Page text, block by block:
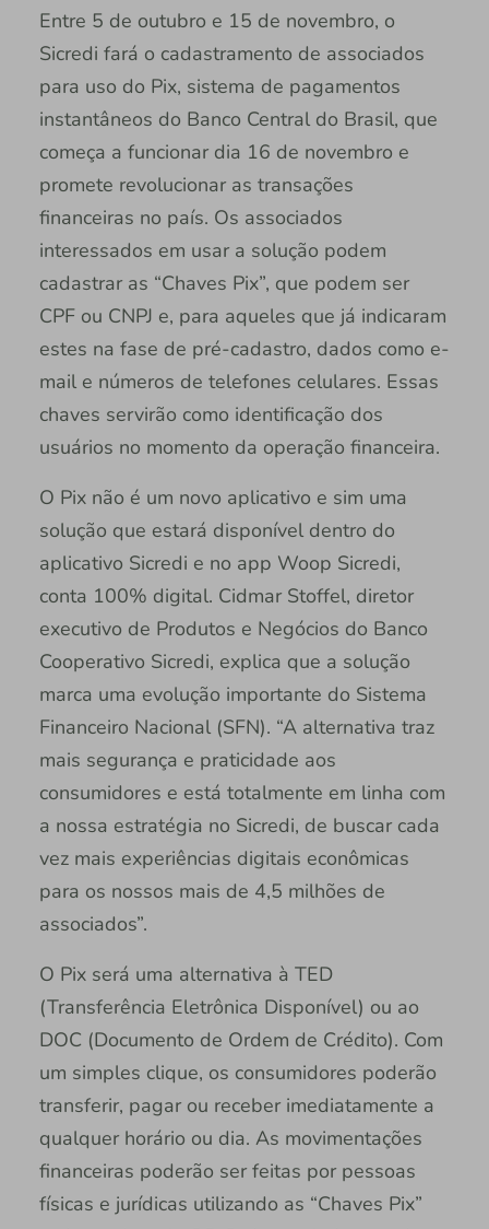
Entre 5 de outubro e 15 de novembro, o
Sicredi fará o cadastramento de associados
para uso do Pix, sistema de pagamentos
instantâneos do Banco Central do Brasil, que
começa a funcionar dia 16 de novembro e
promete revolucionar as transações
financeiras no país. Os associados
interessados em usar a solução podem
cadastrar as “Chaves Pix”, que podem ser
CPF ou CNPJ e, para aqueles que já indicaram
estes na fase de pré-cadastro, dados como e-
mail e números de telefones celulares. Essas
chaves servirão como identificação dos
usuários no momento da operação financeira.
O Pix não é um novo aplicativo e sim uma
solução que estará disponível dentro do
aplicativo Sicredi e no app Woop Sicredi,
conta 100% digital. Cidmar Stoffel, diretor
executivo de Produtos e Negócios do Banco
Cooperativo Sicredi, explica que a solução
marca uma evolução importante do Sistema
Financeiro Nacional (SFN). “A alternativa traz
mais segurança e praticidade aos
consumidores e está totalmente em linha com
a nossa estratégia no Sicredi, de buscar cada
vez mais experiências digitais econômicas
para os nossos mais de 4,5 milhões de
associados”.
O Pix será uma alternativa à TED
(Transferência Eletrônica Disponível) ou ao
DOC (Documento de Ordem de Crédito). Com
um simples clique, os consumidores poderão
transferir, pagar ou receber imediatamente a
qualquer horário ou dia. As movimentações
financeiras poderão ser feitas por pessoas
físicas e jurídicas utilizando as “Chaves Pix”